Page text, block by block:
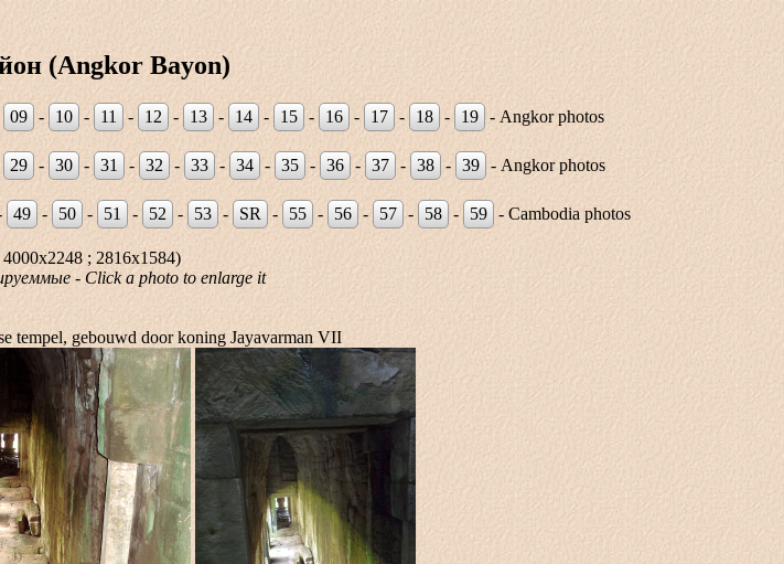
(Angkor Bayon)
09 - 10 - 11 - 12 - 13 - 14 - 15 - 16 - 17 - 18 - 19 - Angkor photos
29 - 30 - 31 - 32 - 33 - 34 - 35 - 36 - 37 - 38 - 39 - Angkor photos
49 - 50 - 51 - 52 - 53 - SR - 55 - 56 - 57 - 58 - 59 - Cambodia photos
; 2816x1584)
- Click a photo to enlarge it
tempel, gebouwd door koning Jayavarman VII